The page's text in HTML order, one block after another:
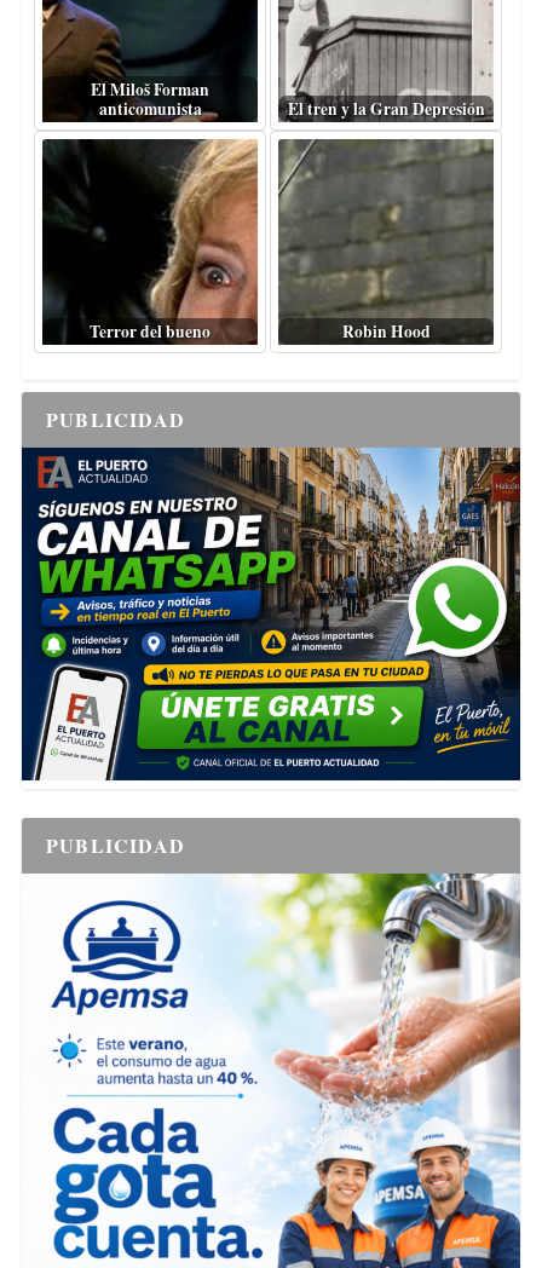
El Miloš Forman
anticomunista
El tren y la Gran Depresión
Terror del bueno Robin Hood
PUBLICIDAD
PUBLICIDAD